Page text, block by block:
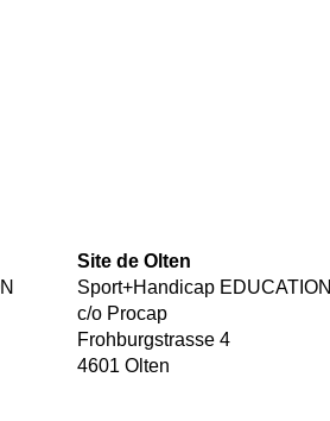
Site de Olten
Sport+Handicap EDUCATION
c/o Procap
Frohburgstrasse 4
4601 Olten